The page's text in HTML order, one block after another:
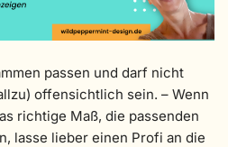
passen und darf nicht
offensichtlich sein. – Wenn
richtige Maß, die passenden
lasse lieber einen Profi an die